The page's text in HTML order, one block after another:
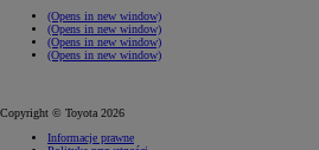
(Opens in new window)
(Opens in new window)
(Opens in new window)
(Opens in new window)
Copyright © Toyota 2026
Informacje prawne